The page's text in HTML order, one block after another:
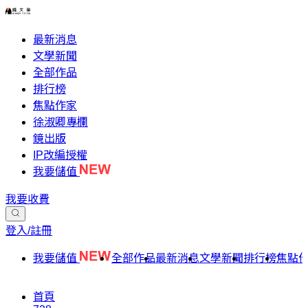
最新消息
文學新聞
全部作品
排行榜
焦點作家
徐淑卿專欄
鏡出版
IP改編授權
我要儲值
我要收費
登入/註冊
我要儲值 全部作品最新消息文學新聞排行榜焦點
首頁